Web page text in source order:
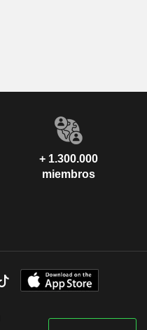
+ 1.300.000
miembros